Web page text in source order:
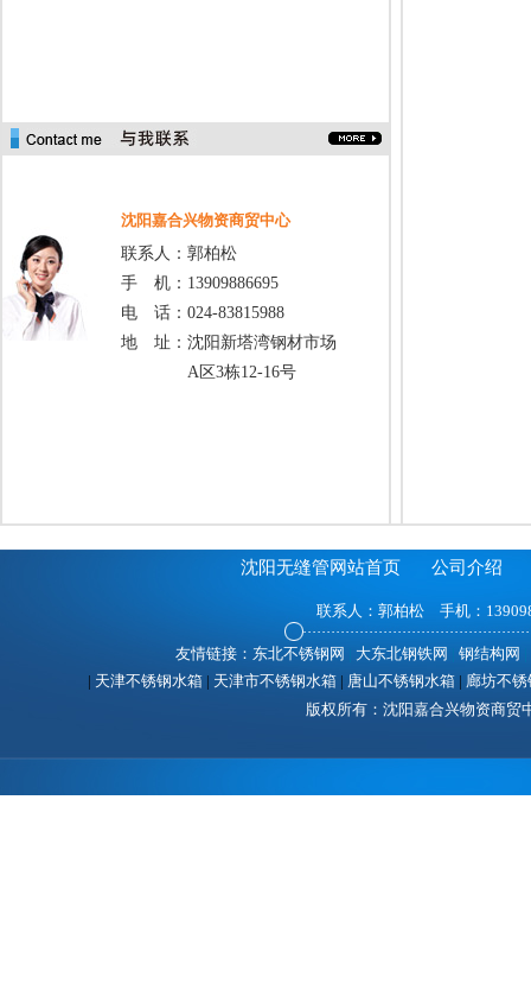
沈阳嘉合兴物资商贸中心
联系人：郭柏松
手 机：13909886695
电 话：024-83815988
地 址：沈阳新塔湾钢材市场
A区3栋12-16号
沈阳无缝管网站首页 公司介绍
联系人：郭柏松 手机：
友情链接： 东北不锈钢网 大东北钢铁网 钢结构网
| 天津不锈钢水箱 | 天津市不锈钢水箱 | 唐山不锈钢水箱 | 廊坊不
版权所有：沈阳嘉合兴物资商